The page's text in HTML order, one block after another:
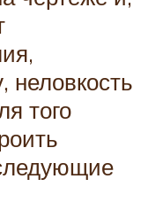
неловкость
того